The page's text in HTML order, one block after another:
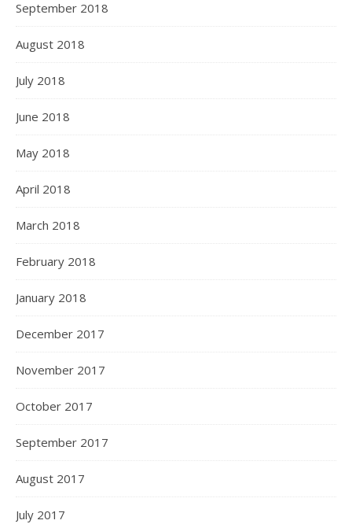
September 2018
August 2018
July 2018
June 2018
May 2018
April 2018
March 2018
February 2018
January 2018
December 2017
November 2017
October 2017
September 2017
August 2017
July 2017